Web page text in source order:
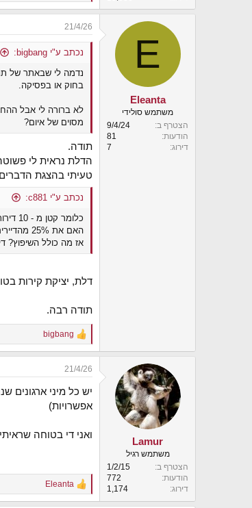
e
c
t
E
Eleanta
משתמש סולידי
הצטרף ב
9/4/24
הודעות
81
דירוג
7
21/4/26
נכתב ע"י bigbang:
נדמה לי שבאתר של
בחוק או בפסיקה.
לא ברורה לי אבל
מסוים של איום?
תודה.
הדלת נראית לי
טעיתי בהצגת
נכתב ע"י c881:
כלומר קטן מ - 10 דירות.
האם את 25% מהדיירים? 15% מהדיירים?
אז מה כולל השיפוץ?
דלת, יציקת קירות
תודה רבה.
R
e
c
i
o
:
bigbang
Lamur
משתמש רגיל
הצטרף ב
1/2/15
הודעות
772
דירוג
1,174
21/4/26
יש כל מיני ארגונים
אפשרויות)
ואני די בטוחה
R
e
Eleanta